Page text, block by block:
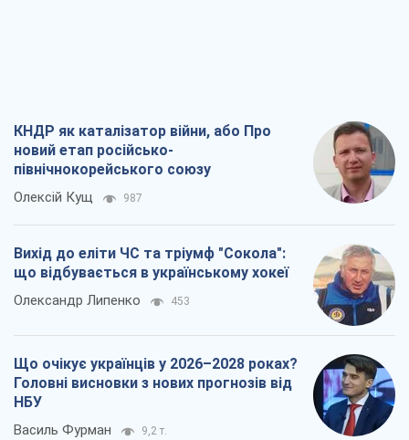
КНДР як каталізатор війни, або Про
новий етап російсько-
північнокорейського союзу
Олексій Кущ 987
Вихід до еліти ЧС та тріумф "Сокола":
що відбувається в українському хокеї
Олександр Липенко 453
Що очікує українців у 2026–2028 роках?
Головні висновки з нових прогнозів від
НБУ
Василь Фурман 9,2 т.